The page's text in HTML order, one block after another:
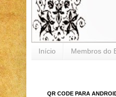
Início Membros do
QR CODE PARA